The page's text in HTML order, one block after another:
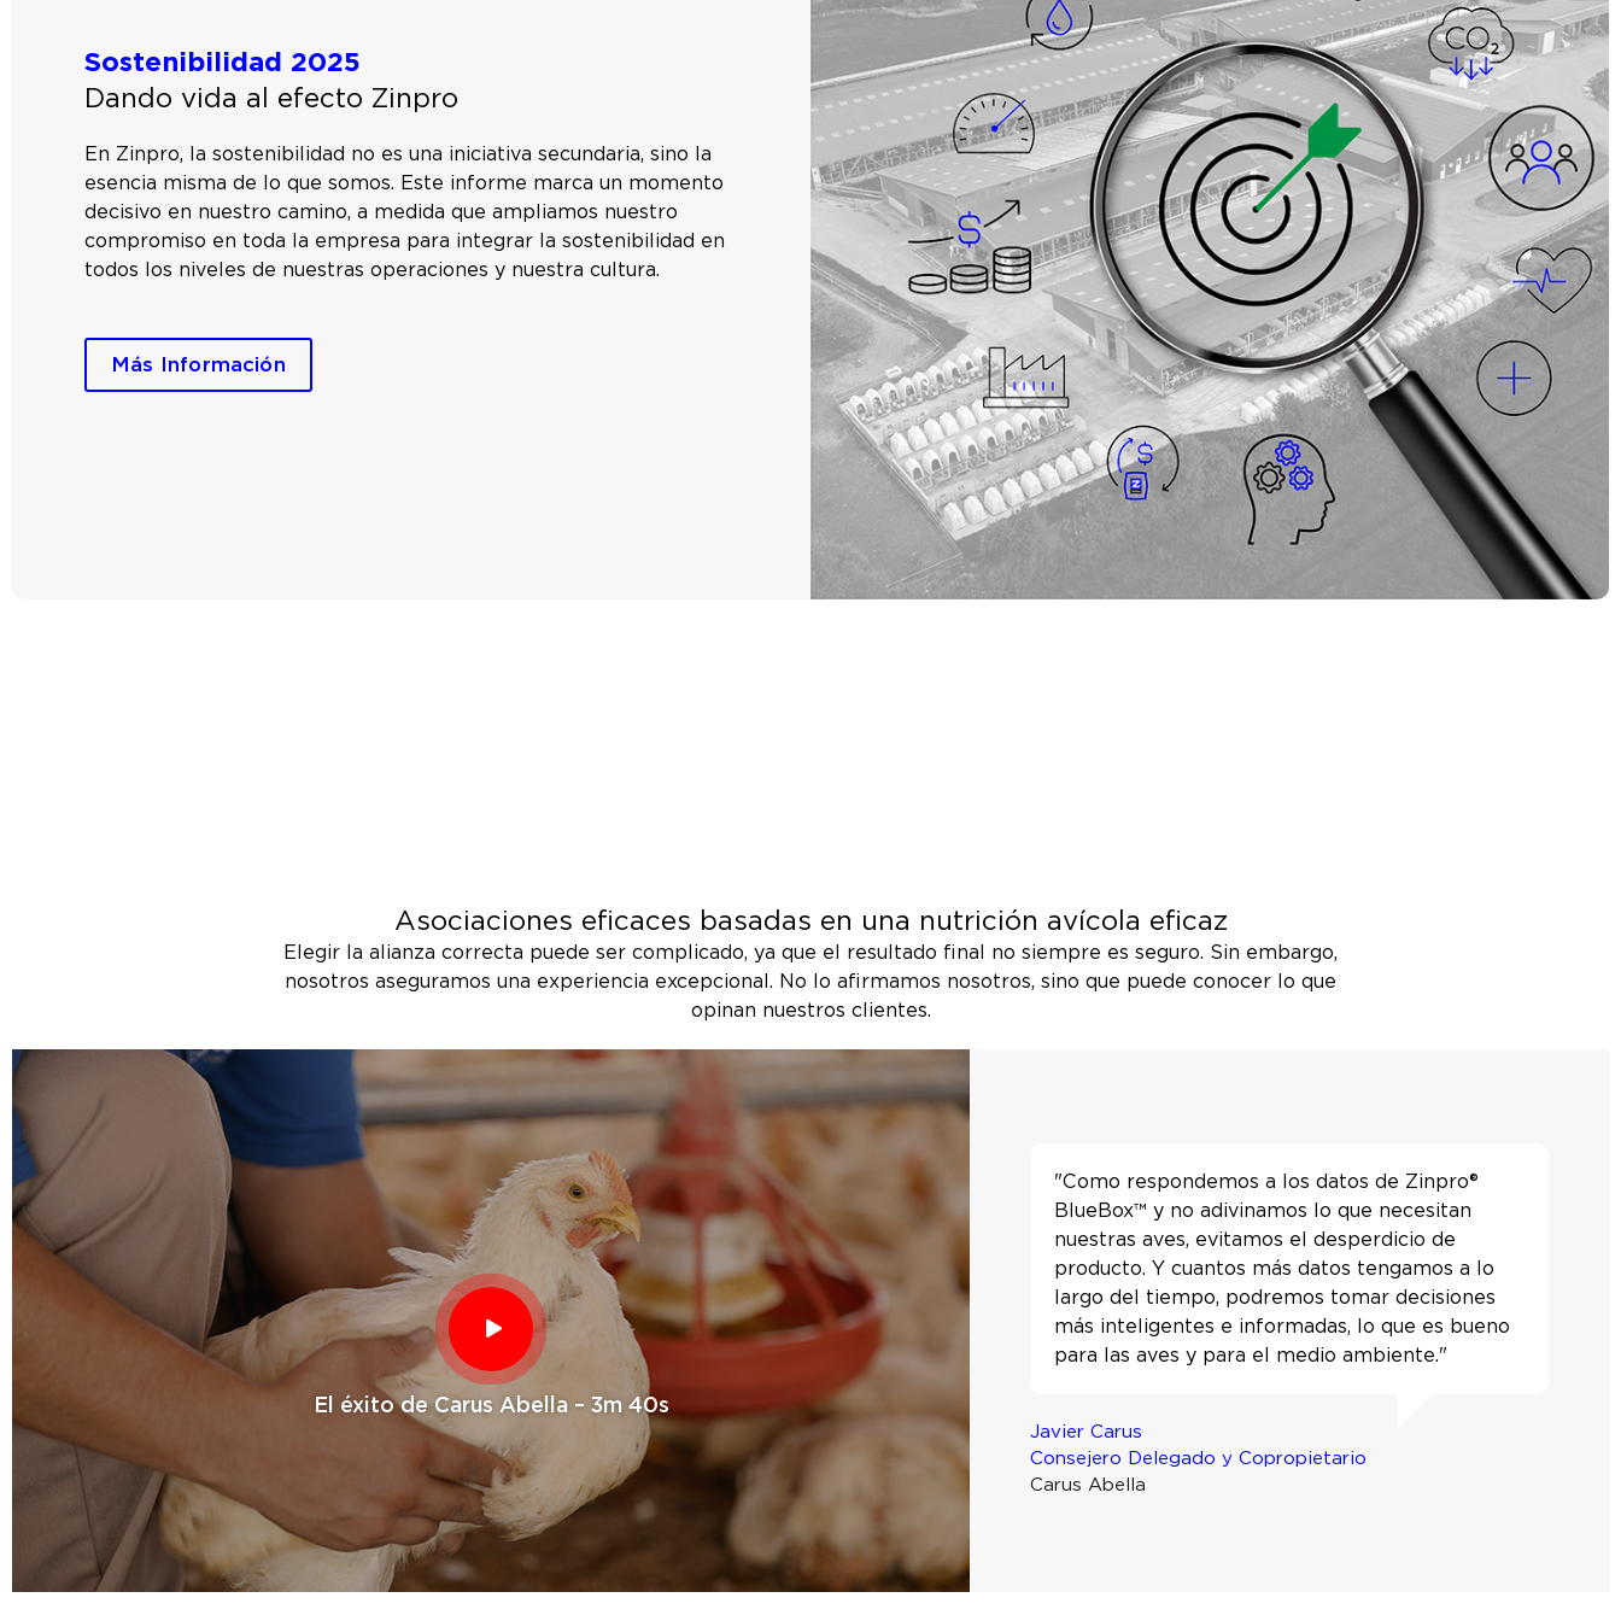
Sostenibilidad 2025
Dando vida al efecto Zinpro
En Zinpro, la sostenibilidad no es una iniciativa secundaria, sino la
esencia misma de lo que somos. Este informe marca un momento
decisivo en nuestro camino, a medida que ampliamos nuestro
compromiso en toda la empresa para integrar la sostenibilidad en
todos los niveles de nuestras operaciones y nuestra cultura.
Más Información
Asociaciones eficaces basadas en una nutrición avícola eficaz
Elegir la alianza correcta puede ser complicado, ya que el resultado final no siempre es seguro. Sin embargo,
nosotros aseguramos una experiencia excepcional. No lo afirmamos nosotros, sino que puede conocer lo que
opinan nuestros clientes.
El éxito de Carus Abella – 3m 40s
"Como respondemos a los datos de Zinpro®
BlueBox™ y no adivinamos lo que necesitan
nuestras aves, evitamos el desperdicio de
producto. Y cuantos más datos tengamos a lo
largo del tiempo, podremos tomar decisiones
más inteligentes e informadas, lo que es bueno
para las aves y para el medio ambiente."
Javier Carus
Consejero Delegado y Copropietario
Carus Abella